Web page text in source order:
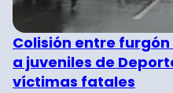
Colisión entre
a juveniles de
víctimas fatales